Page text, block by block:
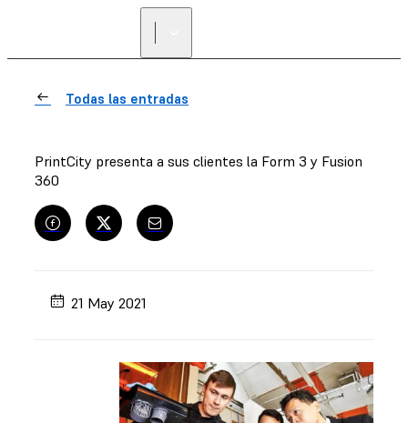
Todas las entradas
PrintCity presenta a sus clientes la Form 3 y Fusion
360
21 May 2021